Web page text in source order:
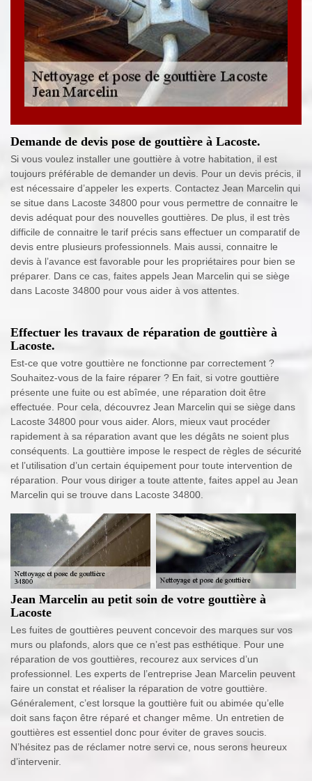
Demande de devis pose de gouttière à Lacoste.
Si vous voulez installer une gouttière à votre habitation, il est
toujours préférable de demander un devis. Pour un devis précis, il
est nécessaire d’appeler les experts. Contactez Jean Marcelin qui
se situe dans Lacoste 34800 pour vous permettre de connaitre le
devis adéquat pour des nouvelles gouttières. De plus, il est très
difficile de connaitre le tarif précis sans effectuer un comparatif de
devis entre plusieurs professionnels. Mais aussi, connaitre le
devis à l’avance est favorable pour les propriétaires pour bien se
préparer. Dans ce cas, faites appels Jean Marcelin qui se siège
dans Lacoste 34800 pour vous aider à vos attentes.
Effectuer les travaux de réparation de gouttière à
Lacoste.
Est-ce que votre gouttière ne fonctionne par correctement ?
Souhaitez-vous de la faire réparer ? En fait, si votre gouttière
présente une fuite ou est abîmée, une réparation doit être
effectuée. Pour cela, découvrez Jean Marcelin qui se siège dans
Lacoste 34800 pour vous aider. Alors, mieux vaut procéder
rapidement à sa réparation avant que les dégâts ne soient plus
conséquents. La gouttière impose le respect de règles de sécurité
et l’utilisation d’un certain équipement pour toute intervention de
réparation. Pour vous diriger a toute attente, faites appel au Jean
Marcelin qui se trouve dans Lacoste 34800.
Jean Marcelin au petit soin de votre gouttière à
Lacoste
Les fuites de gouttières peuvent concevoir des marques sur vos
murs ou plafonds, alors que ce n’est pas esthétique. Pour une
réparation de vos gouttières, recourez aux services d’un
professionnel. Les experts de l’entreprise Jean Marcelin peuvent
faire un constat et réaliser la réparation de votre gouttière.
Généralement, c’est lorsque la gouttière fuit ou abimée qu’elle
doit sans façon être réparé et changer même. Un entretien de
gouttières est essentiel donc pour éviter de graves soucis.
N’hésitez pas de réclamer notre servi ce, nous serons heureux
d’intervenir.